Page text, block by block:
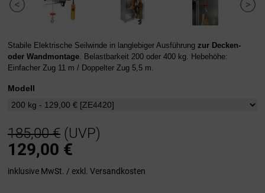
Stabile Elektrische Seilwinde in langlebiger Ausführung zur Decken-
oder Wandmontage . Belastbarkeit 200 oder 400 kg. Hebehöhe:
Einfacher Zug 11 m / Doppelter Zug 5,5 m.
Modell
185,00 € (UVP)
129,00 €
inklusive MwSt. / exkl. Versandkosten